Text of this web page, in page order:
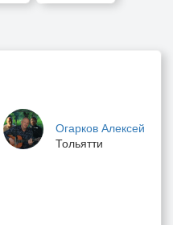
Огарков Алексей
Тольятти